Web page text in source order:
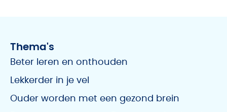
Thema's
Beter leren en onthouden
Lekkerder in je vel
Ouder worden met een gezond brein